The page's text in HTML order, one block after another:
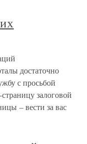
достаточно
с просьбой
залоговой
– вести за вас